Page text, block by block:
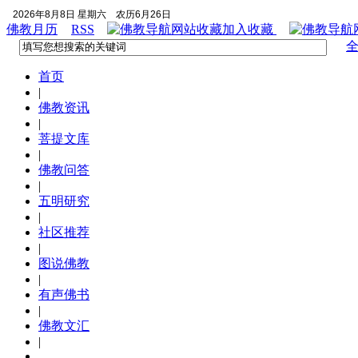
2026年8月8日 星期六 农历6月26日
佛教月历 RSS 加入收藏
首页
|
佛教资讯
|
菩提文库
|
佛教问答
|
五明研究
|
社区推荐
|
图说佛教
|
有声佛书
|
佛教文汇
|